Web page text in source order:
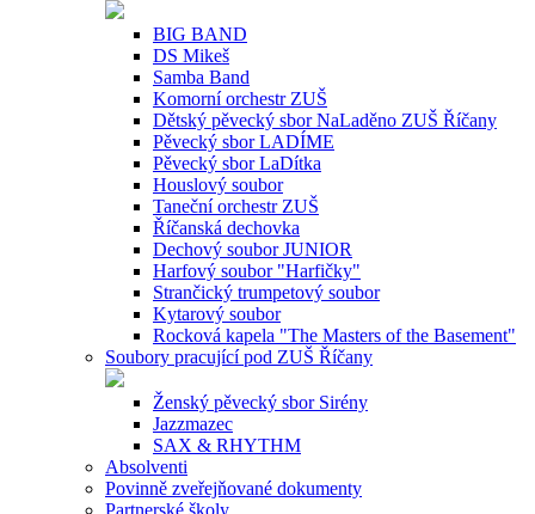
BIG BAND
DS Mikeš
Samba Band
Komorní orchestr ZUŠ
Dětský pěvecký sbor NaLaděno ZUŠ Říčany
Pěvecký sbor LADÍME
Pěvecký sbor LaDítka
Houslový soubor
Taneční orchestr ZUŠ
Říčanská dechovka
Dechový soubor JUNIOR
Harfový soubor "Harfičky"
Strančický trumpetový soubor
Kytarový soubor
Rocková kapela "The Masters of the Basement"
Soubory pracující pod ZUŠ Říčany
Ženský pěvecký sbor Sirény
Jazzmazec
SAX & RHYTHM
Absolventi
Povinně zveřejňované dokumenty
Partnerské školy